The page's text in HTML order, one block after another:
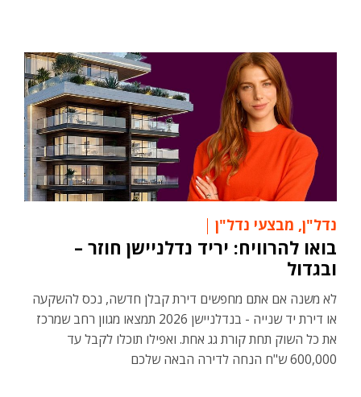
נדל"ן, מבצעי נדל"ן
בואו להרוויח: יריד נדלניישן חוזר –
ובגדול
לא משנה אם אתם מחפשים דירת קבלן חדשה, נכס להשקעה
או דירת יד שנייה - בנדלניישן 2026 תמצאו מגוון רחב שמרכז
את כל השוק תחת קורת גג אחת. ואפילו תוכלו לקבל עד
600,000 ש"ח הנחה לדירה הבאה שלכם